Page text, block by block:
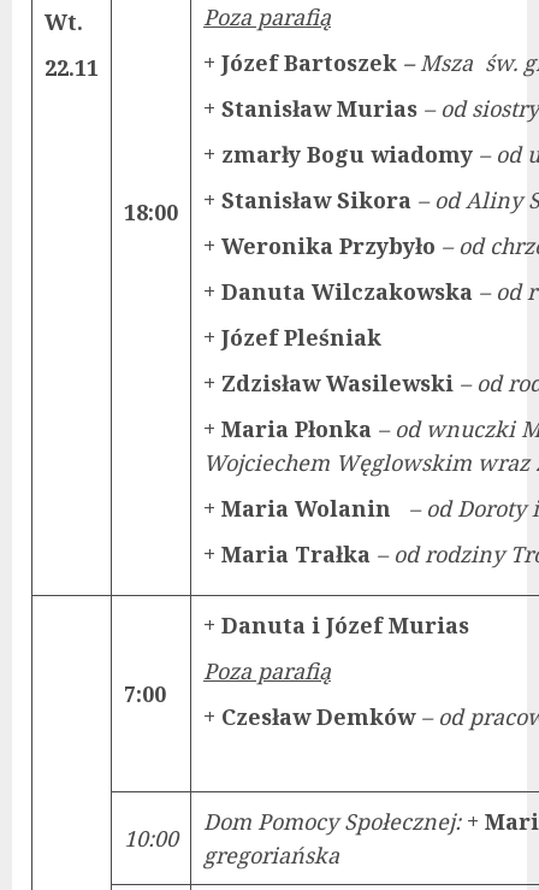
Wt.
22.11
18:00
Poza parafią
+ Józef Bartoszek – Msza św.
+ Stanisław Murias – od
+ zmarły Bogu wiadomy – od
+ Stanisław Sikora – od Aliny
+ Weronika Przybyło – od
+ Danuta Wilczakowska – od
+ Józef Pleśniak
+ Zdzisław Wasilewski – od
+ Maria Płonka – od wnuczki
Wojciechem Węglowskim wraz
+ Maria Wolanin – od Doroty
+ Maria Trałka – od rodziny
7:00
+ Danuta i Józef Murias
Poza parafią
+ Czesław Demków – od
10:00
Dom Pomocy Społecznej:+
gregoriańska